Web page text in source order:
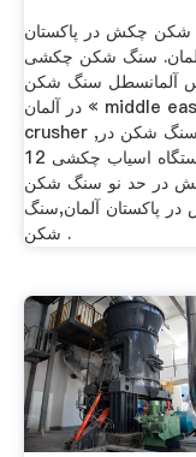
چکش در پاکستان
سنگ شکن چکشی
آلمانسطل سنگ شکن
در آلمان « middle east
crusher سطل سنگ شکن در,
یک دستگاه اسیاب چکشی 12
در حد نو سنگ شکن
پاکستان آلمان,سنگ
شکن .